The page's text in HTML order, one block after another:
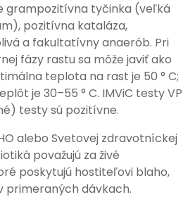
grampozitívna tyčinka (veľká
pozitívna kataláza,
a fakultatívny anaerób. Pri
fázy rastu sa môže javiť ako
teplota na rast je 50 ° C;
je 30–55 ° C. IMViC testy VP
testy sú pozitívne.
alebo Svetovej zdravotníckej
považujú za živé
poskytujú hostiteľovi blaho,
primeraných dávkach.